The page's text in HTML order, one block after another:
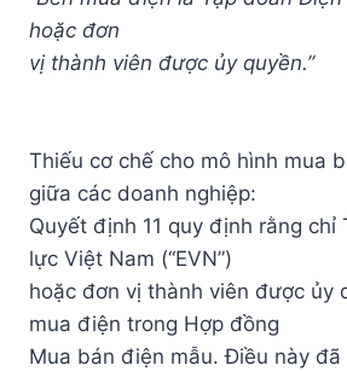
hoặc đơn
vị thành viên được ủy quyền.”
Thiếu cơ chế cho mô hình mua
giữa các doanh nghiệp:
Quyết định 11 quy định rằng chỉ
lực Việt Nam (“EVN”)
hoặc đơn vị thành viên được ủy
mua điện trong Hợp đồng
Mua bán điện mẫu. Điều này